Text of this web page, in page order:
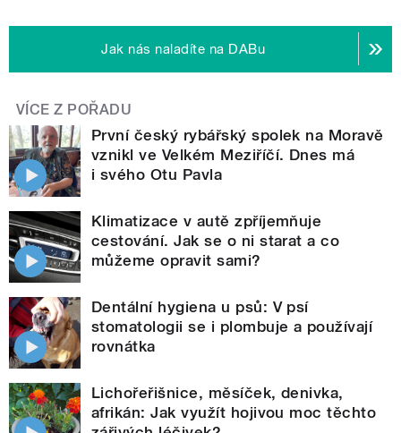
Jak nás naladíte na DABu
VÍCE Z POŘADU
První český rybářský spolek na Moravě
vznikl ve Velkém Meziříčí. Dnes má
i svého Otu Pavla
Klimatizace v autě zpříjemňuje
cestování. Jak se o ni starat a co
můžeme opravit sami?
Dentální hygiena u psů: V psí
stomatologii se i plombuje a používají
rovnátka
Lichořeřišnice, měsíček, denivka,
afrikán: Jak využít hojivou moc těchto